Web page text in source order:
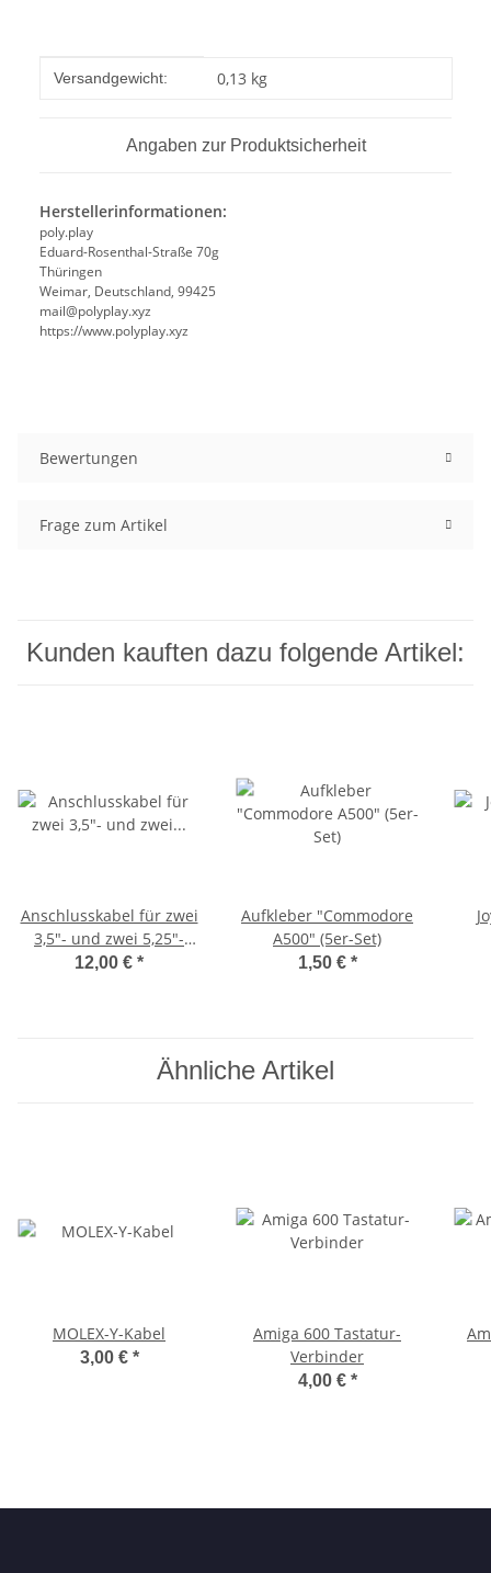
Produkteigenschaft
Wert
Versandgewicht: 0,13 kg
Angaben zur Produktsicherheit
Herstellerinformationen:
poly.play
Eduard-Rosenthal-Straße 70g
Thüringen
Weimar, Deutschland, 99425
mail@polyplay.xyz
https://www.polyplay.xyz
Bewertungen
Frage zum Artikel
Kunden kauften dazu folgende Artikel:
Anschlusskabel für zwei
3,5"- und zwei 5,25"-
Diskettenlaufwerke
12,00 € *
Aufkleber "Commodore
A500" (5er-Set)
1,50 € *
Ähnliche Artikel
MOLEX-Y-Kabel
3,00 € *
Amiga 600 Tastatur-
Verbinder
4,00 € *